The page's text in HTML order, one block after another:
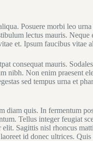
Posuere morbi leo
lectus mauris. Neque
et. Ipsum faucibus vitae
consequat mauris.
nibh. Non enim praesent
sed tempus urna et
diam quis. In fermentum
Tellus integer feugiat
Sagittis nisl rhoncus
id donec ultrices.